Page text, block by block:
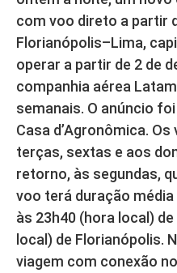
com voo direto a partir
Florianópolis–Lima,
operar a partir de 2 de
companhia aérea
semanais. O anúncio
Casa d’Agronômica.
terças, sextas e aos
retorno, às segundas,
voo terá duração
às 23h40 (hora local)
local) de Florianópolis.
viagem com conexão